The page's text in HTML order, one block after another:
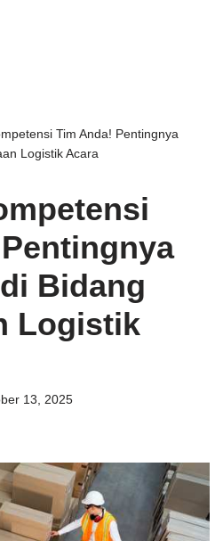
Tim Anda! Pentingnya
Logistik Acara
Bidang
Logistik
13, 2025